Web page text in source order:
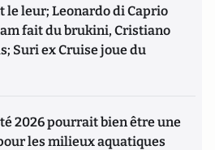
leur; Leonardo di Caprio
fait du brukini, Cristiano
Suri ex Cruise joue du
2026 pourrait bien être une
les milieux aquatiques